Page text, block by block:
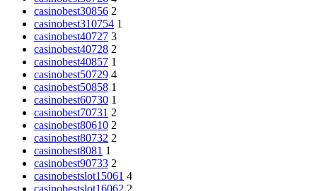
casinobest30856 2
casinobest310754 1
casinobest40727 3
casinobest40728 2
casinobest40857 1
casinobest50729 4
casinobest50858 1
casinobest60730 1
casinobest70731 2
casinobest80610 2
casinobest80732 2
casinobest8081 1
casinobest90733 2
casinobestslot15061 4